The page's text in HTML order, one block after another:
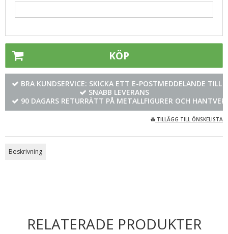
KÖP
BRA KUNDSERVICE: SKICKA ETT E-POSTMEDDELANDE
SNABB LEVERANS
90 DAGARS RETURRÄTT PÅ METALLFIGURER OCH
TILLÄGG TILL ÖNSKELISTA
Beskrivning
RELATERADE PRODUKTER